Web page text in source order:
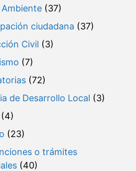
(37)
ciudadana (37)
Civil (3)
(7)
(72)
de Desarrollo Local (3)
(23)
o trámites
(40)